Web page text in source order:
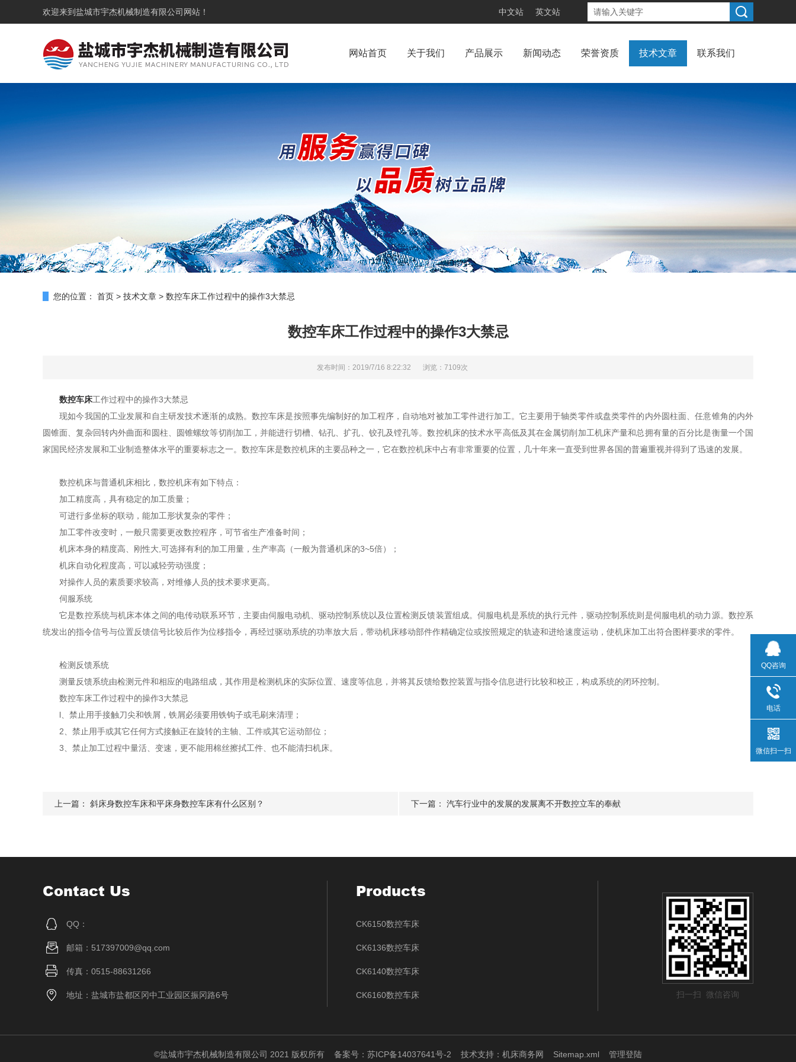
欢迎来到 盐城市宇杰机械制造有限公司 网站！ 中文站 英文站
网站首页 关于我们 产品展示 新闻动态 荣誉资质 技术文章 联系我们
您的位置： 首页 > 技术文章 > 数控车床工作过程中的操作3大禁忌
数控车床工作过程中的操作3大禁忌
发布时间：2019/7/16 8:22:32 浏览：7109次
数控车床工作过程中的操作3大禁忌
现如今我国的工业发展和自主研发技术逐渐的成熟。数控车床是按照事先编制好的加工程序，自动地对被加工零件进行加工。它主要用于轴类零件或盘类零件的内外圆柱面、任意锥角的内外
圆锥面、复杂回转内外曲面和圆柱、圆锥螺纹等切削加工，并能进行切槽、钻孔、扩孔、铰孔及镗孔等。数控机床的技术水平高低及其在金属切削加工机床产量和总拥有量的百分比是衡量一个国
家国民经济发展和工业制造整体水平的重要标志之一。数控车床是数控机床的主要品种之一，它在数控机床中占有非常重要的位置，几十年来一直受到世界各国的普遍重视并得到了迅速的发展。
数控机床与普通机床相比，数控机床有如下特点：
加工精度高，具有稳定的加工质量；
可进行多坐标的联动，能加工形状复杂的零件；
加工零件改变时，一般只需要更改数控程序，可节省生产准备时间；
机床本身的精度高、刚性大,可选择有利的加工用量，生产率高（一般为普通机床的3~5倍）；
机床自动化程度高，可以减轻劳动强度；
对操作人员的素质要求较高，对维修人员的技术要求更高。
伺服系统
它是数控系统与机床本体之间的电传动联系环节，主要由伺服电动机、驱动控制系统以及位置检测反馈装置组成。伺服电机是系统的执行元件，驱动控制系统则是伺服电机的动力源。数控系
统发出的指令信号与位置反馈信号比较后作为位移指令，再经过驱动系统的功率放大后，带动机床移动部件作精确定位或按照规定的轨迹和进给速度运动，使机床加工出符合图样要求的零件。
检测反馈系统
测量反馈系统由检测元件和相应的电路组成，其作用是检测机床的实际位置、速度等信息，并将其反馈给数控装置与指令信息进行比较和校正，构成系统的闭环控制。
数控车床工作过程中的操作3大禁忌
l、禁止用手接触刀尖和铁屑，铁屑必须要用铁钩子或毛刷来清理；
2、禁止用手或其它任何方式接触正在旋转的主轴、工件或其它运动部位；
3、禁止加工过程中量活、变速，更不能用棉丝擦拭工件、也不能清扫机床。
上一篇： 斜床身数控车床和平床身数控车床有什么区别？ 下一篇： 汽车行业中的发展的发展离不开数控立车的奉献
Contact Us
QQ：
邮箱：517397009@qq.com
传真：0515-88631266
地址：盐城市盐都区冈中工业园区振冈路6号
Products
CK6150数控车床
CK6136数控车床
CK6140数控车床
CK6160数控车床 扫一扫 微信咨询
©盐城市宇杰机械制造有限公司 2021 版权所有 备案号：苏ICP备14037641号-2 技术支持： 机床商务网 Sitemap.xml 管理登陆
QQ咨询
电话
微信扫一扫